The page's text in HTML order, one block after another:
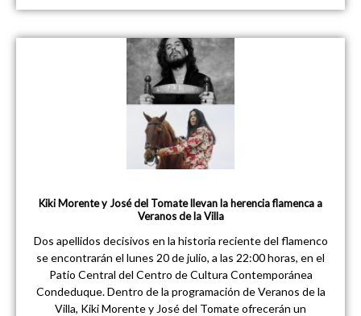
Kiki Morente y José del Tomate llevan la herencia flamenca a
Veranos de la Villa
Dos apellidos decisivos en la historia reciente del flamenco
se encontrarán el lunes 20 de julio, a las 22:00 horas, en el
Patio Central del Centro de Cultura Contemporánea
Condeduque. Dentro de la programación de Veranos de la
Villa, Kiki Morente y José del Tomate ofrecerán un